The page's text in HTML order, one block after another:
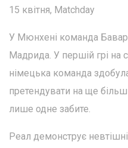
15 квітня, Matchday
У Мюнхені команда
Мадрида. У першій грі на
німецька команда
претендувати на ще
лише одне забите.
Реал демонструє